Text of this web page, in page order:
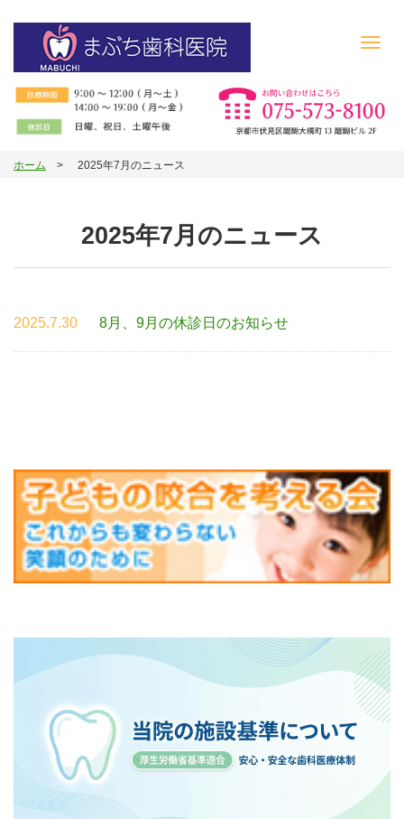
ホーム 2025年7月のニュース
2025年7月のニュース
2025.7.30 8月、9月の休診日のお知らせ